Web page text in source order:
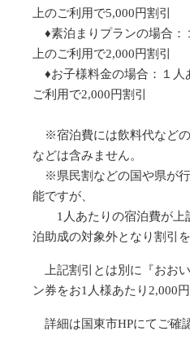
上のご利用で5,000円割引
♦素泊まりプランの場合：
上のご利用で2,000円割引
♦お子様料金の場合：１人
ご利用で2,000円割引
※宿泊費には飲料代など
などは含みません。
※県民割などの国や県が
能ですが、
1人あたりの宿泊費が上
泊助成の対象外となり割引
上記割引とは別に『おお
ン券をお1人様あたり2,000
詳細は国東市HPにてご確